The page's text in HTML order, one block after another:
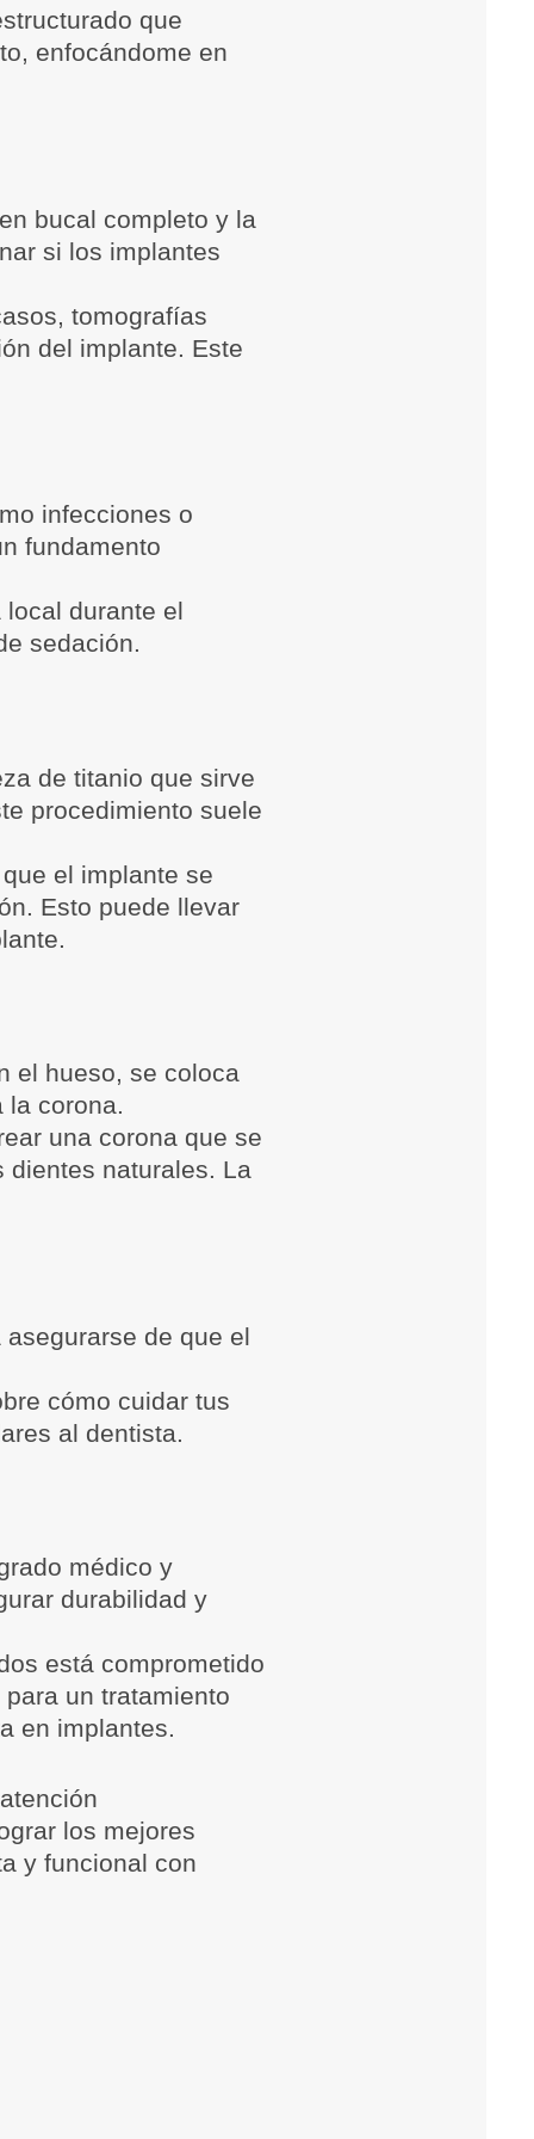
que
enfocándome en
bucal completo y la
si los implantes
tomografías
del implante. Este
infecciones o
fundamento
durante el
sedación.
de titanio que sirve
procedimiento suele
el implante se
Esto puede llevar
el hueso, se coloca
la corona.
una corona que se
dientes naturales. La
de que el
cómo cuidar tus
al dentista.
médico y
durabilidad y
está comprometido
un tratamiento
en implantes.
los mejores
y funcional con